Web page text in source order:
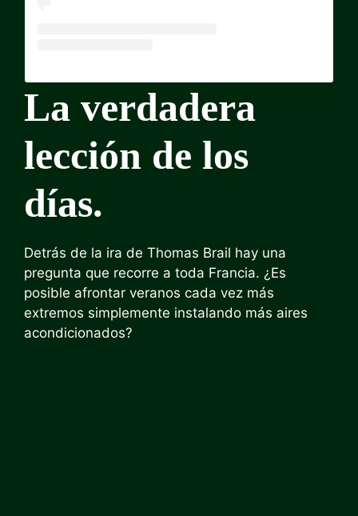
La verdadera
lección de los
días.
Detrás de la ira de Thomas Brail hay una
pregunta que recorre a toda Francia. ¿Es
posible afrontar veranos cada vez más
extremos simplemente instalando más aires
acondicionados?